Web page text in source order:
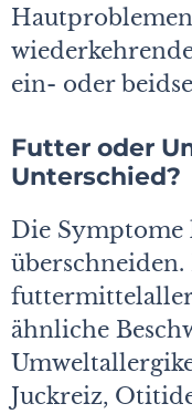
ein- oder
Futter oder
Unterschied?
Die Symptome
ähnliche
Juckreiz,